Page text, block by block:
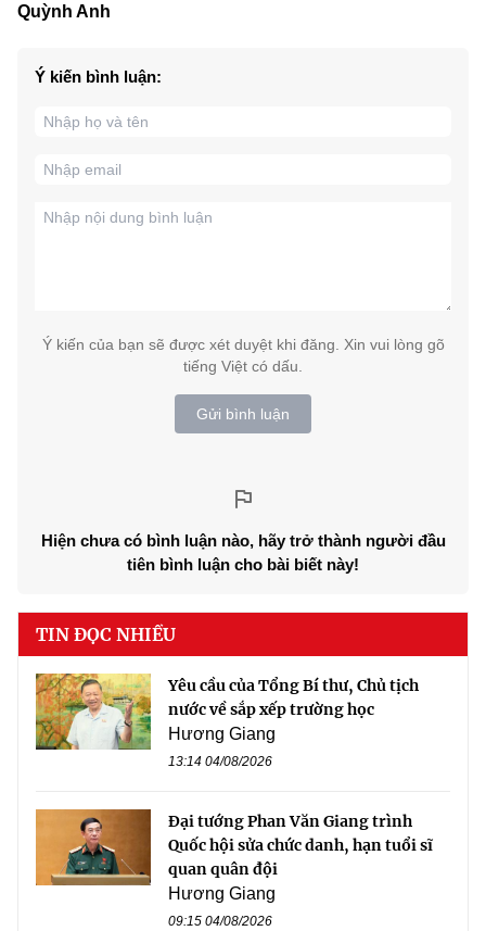
Quỳnh Anh
Ý kiến bình luận:
Ý kiến của bạn sẽ được xét duyệt khi đăng. Xin vui lòng gõ
tiếng Việt có dấu.
Gửi bình luận
Hiện chưa có bình luận nào, hãy trở thành người đầu
tiên bình luận cho bài biết này!
TIN ĐỌC NHIỀU
Yêu cầu của Tổng Bí thư, Chủ tịch
nước về sắp xếp trường học
Hương Giang
13:14 04/08/2026
Đại tướng Phan Văn Giang trình
Quốc hội sửa chức danh, hạn tuổi sĩ
quan quân đội
Hương Giang
09:15 04/08/2026